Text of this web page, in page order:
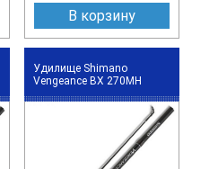
В корзину
Удилище Shimano
Vengeance BX 270MH